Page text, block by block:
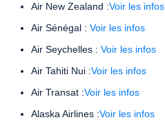
Air New Zealand :Voir les infos
Air Sénégal : Voir les infos
Air Seychelles : Voir les infos
Air Tahiti Nui :Voir les infos
Air Transat :Voir les infos
Alaska Airlines :Voir les infos